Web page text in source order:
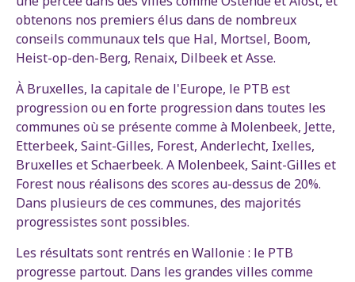
obtenons nos premiers élus dans de nombreux
conseils communaux tels que Hal, Mortsel, Boom,
Heist-op-den-Berg, Renaix, Dilbeek et Asse.
À Bruxelles, la capitale de l'Europe, le PTB est
progression ou en forte progression dans toutes les
communes où se présente comme à Molenbeek, Jette,
Etterbeek, Saint-Gilles, Forest, Anderlecht, Ixelles,
Bruxelles et Schaerbeek. A Molenbeek, Saint-Gilles et
Forest nous réalisons des scores au-dessus de 20%.
Dans plusieurs de ces communes, des majorités
progressistes sont possibles.
Les résultats sont rentrés en Wallonie : le PTB
progresse partout. Dans les grandes villes comme